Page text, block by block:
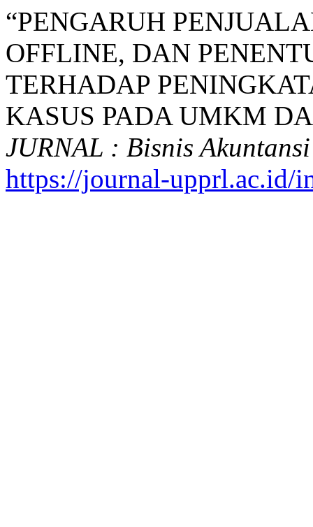
“PENGARUH
OFFLINE, DAN
TERHADAP
KASUS PADA UMKM
JURNAL : Bisnis
https://journal-upprl.ac.id/